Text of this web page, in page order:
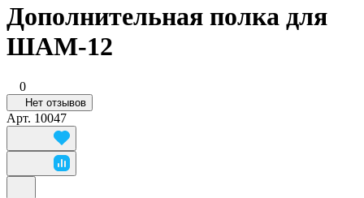
Дополнительная полка для
ШАМ-12
0
Нет отзывов
Арт. 10047